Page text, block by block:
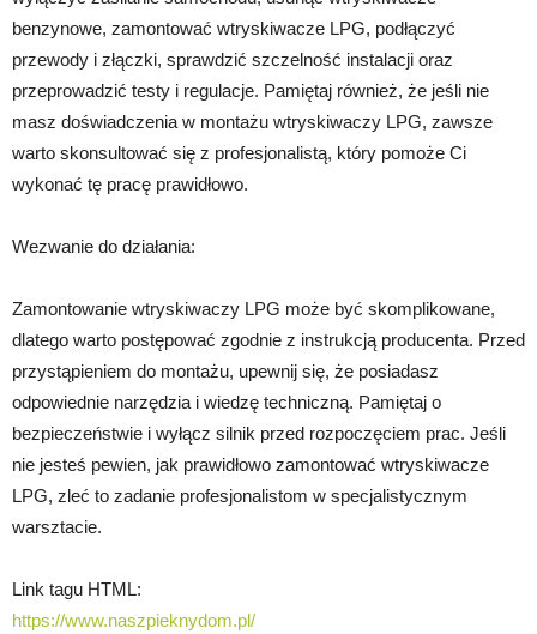
benzynowe, zamontować wtryskiwacze LPG, podłączyć
przewody i złączki, sprawdzić szczelność instalacji oraz
przeprowadzić testy i regulacje. Pamiętaj również, że jeśli nie
masz doświadczenia w montażu wtryskiwaczy LPG, zawsze
warto skonsultować się z profesjonalistą, który pomoże Ci
wykonać tę pracę prawidłowo.
Wezwanie do działania:
Zamontowanie wtryskiwaczy LPG może być skomplikowane,
dlatego warto postępować zgodnie z instrukcją producenta. Przed
przystąpieniem do montażu, upewnij się, że posiadasz
odpowiednie narzędzia i wiedzę techniczną. Pamiętaj o
bezpieczeństwie i wyłącz silnik przed rozpoczęciem prac. Jeśli
nie jesteś pewien, jak prawidłowo zamontować wtryskiwacze
LPG, zleć to zadanie profesjonalistom w specjalistycznym
warsztacie.
Link tagu HTML:
https://www.naszpieknydom.pl/